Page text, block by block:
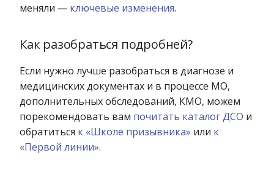
меняли — ключевые изменения.
Как разобраться подробней?
Если нужно лучше разобраться в диагнозе и
медицинских документах и в процессе МО,
дополнительных обследований, КМО, можем
порекомендовать вам почитать каталог ДСО и
обратиться к «Школе призывника» или к
«Первой линии».